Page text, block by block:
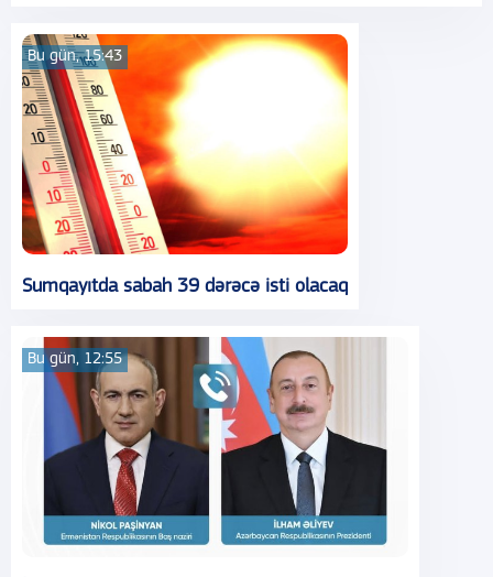
Bu gün, 15:43
Sumqayıtda sabah 39 dərəcə isti olacaq
Bu gün, 12:55